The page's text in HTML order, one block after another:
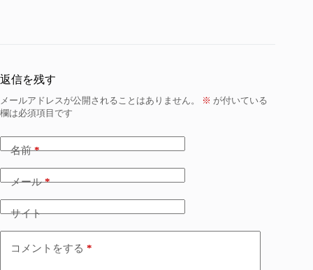
返信を残す
メールアドレスが公開されることはありません。 ※ が付いている
欄は必須項目です
名前*
メール*
サイト
コメントをする *